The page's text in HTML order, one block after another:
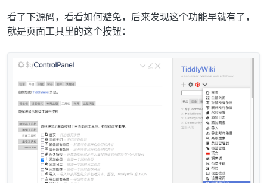
看了下源码，看看如何避免，后来发现这个功能早就有了，
就是页面工具里的这个按钮：